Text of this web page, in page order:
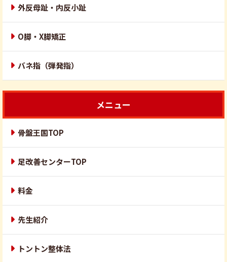
外反母趾・内反小趾
O脚・X脚矯正
バネ指（弾発指）
メニュー
骨盤王国TOP
足改善センターTOP
料金
先生紹介
トントン整体法